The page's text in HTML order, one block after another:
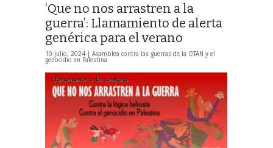
‘Que no nos arrastren a la
guerra’: Llamamiento de alerta
genérica para el verano
10 julio, 2024 | Asamblea contra las guerras de la OTAN y el
genocidio en Palestina